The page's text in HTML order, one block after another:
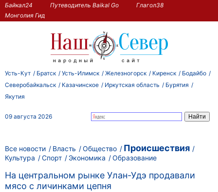
Байкал24 Путеводитель Baikal Go
Глагол38
Монголия Гид
Усть-Кут Братск Усть-Илимск Железногорск Киренск
Бодайбо
Северобайкальск
Казачинское Иркутская область
Бурятия
Якутия
09 августа 2026
Все новости Власть Общество Происшествия
Культура Спорт Экономика Образование
На центральном рынке Улан-Удэ продавали
мясо с личинками цепня